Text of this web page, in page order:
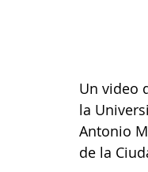
Un video
la
Antonio
de la